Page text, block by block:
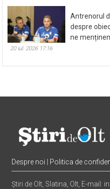
Antrenorul
despre
ne
20 iul. 2026 17:16
Despre noi Politica de
Știri de Olt, Slatina, Olt, E-mail: